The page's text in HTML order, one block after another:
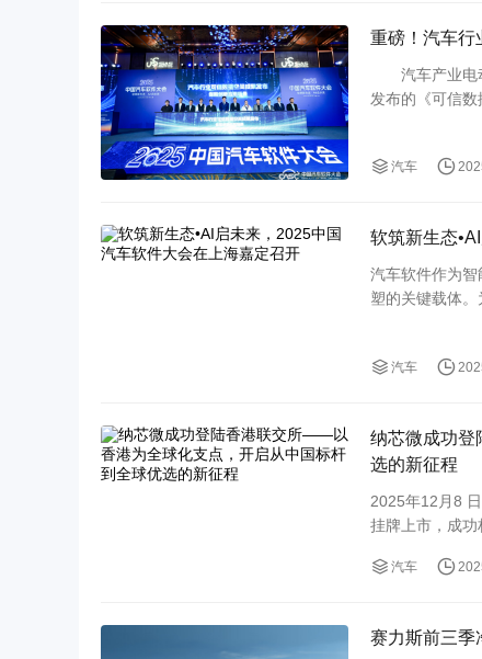
重磅！汽车行
汽车产业电动
发布的《可信
中...
汽车
软筑新生态
汽车软件作为
塑的关键载体
汽车
纳芯微成功
选的新征程
2025年12月8
挂牌上市，成功
汽车
赛力斯前三季